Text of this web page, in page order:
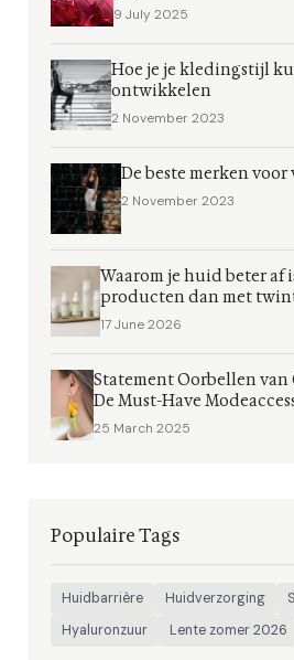
9 July 2025
Hoe je je kledingstijl
ontwikkelen
2 November 2023
De beste merken
2 November 2023
Waarom je huid beter af
producten dan met
17 June 2026
Statement Oorbellen van
De Must-Have
25 March 2025
Populaire Tags
Huidbarrière Huidverzorging
Hyaluronzuur
Lente zomer 2026